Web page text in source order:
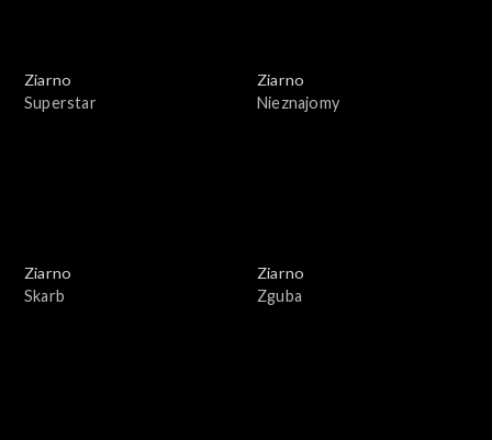
Ziarno
Superstar
Ziarno
Nieznajomy
Ziarno
Skarb
Ziarno
Zguba